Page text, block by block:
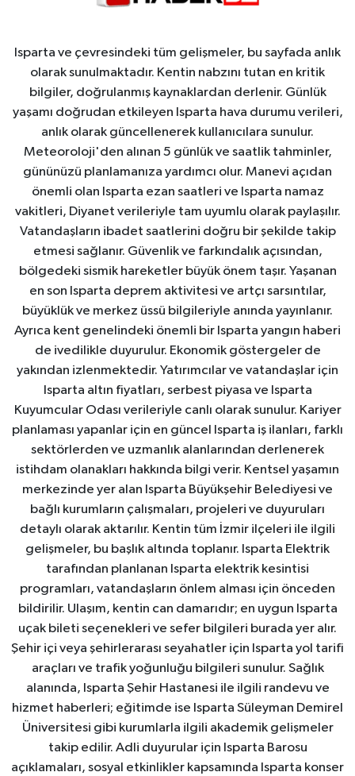
Isparta ve çevresindeki tüm gelişmeler, bu sayfada anlık
olarak sunulmaktadır. Kentin nabzını tutan en kritik
bilgiler, doğrulanmış kaynaklardan derlenir. Günlük
yaşamı doğrudan etkileyen Isparta hava durumu verileri,
anlık olarak güncellenerek kullanıcılara sunulur.
Meteoroloji'den alınan 5 günlük ve saatlik tahminler,
gününüzü planlamanıza yardımcı olur. Manevi açıdan
önemli olan Isparta ezan saatleri ve Isparta namaz
vakitleri, Diyanet verileriyle tam uyumlu olarak paylaşılır.
Vatandaşların ibadet saatlerini doğru bir şekilde takip
etmesi sağlanır. Güvenlik ve farkındalık açısından,
bölgedeki sismik hareketler büyük önem taşır. Yaşanan
en son Isparta deprem aktivitesi ve artçı sarsıntılar,
büyüklük ve merkez üssü bilgileriyle anında yayınlanır.
Ayrıca kent genelindeki önemli bir Isparta yangın haberi
de ivedilikle duyurulur. Ekonomik göstergeler de
yakından izlenmektedir. Yatırımcılar ve vatandaşlar için
Isparta altın fiyatları, serbest piyasa ve Isparta
Kuyumcular Odası verileriyle canlı olarak sunulur. Kariyer
planlaması yapanlar için en güncel Isparta iş ilanları, farklı
sektörlerden ve uzmanlık alanlarından derlenerek
istihdam olanakları hakkında bilgi verir. Kentsel yaşamın
merkezinde yer alan Isparta Büyükşehir Belediyesi ve
bağlı kurumların çalışmaları, projeleri ve duyuruları
detaylı olarak aktarılır. Kentin tüm İzmir ilçeleri ile ilgili
gelişmeler, bu başlık altında toplanır. Isparta Elektrik
tarafından planlanan Isparta elektrik kesintisi
programları, vatandaşların önlem alması için önceden
bildirilir. Ulaşım, kentin can damarıdır; en uygun Isparta
uçak bileti seçenekleri ve sefer bilgileri burada yer alır.
Şehir içi veya şehirlerarası seyahatler için Isparta yol tarifi
araçları ve trafik yoğunluğu bilgileri sunulur. Sağlık
alanında, Isparta Şehir Hastanesi ile ilgili randevu ve
hizmet haberleri; eğitimde ise Isparta Süleyman Demirel
Üniversitesi gibi kurumlarla ilgili akademik gelişmeler
takip edilir. Adli duyurular için Isparta Barosu
açıklamaları, sosyal etkinlikler kapsamında Isparta konser